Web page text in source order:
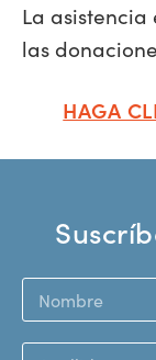
La
las
HAGA